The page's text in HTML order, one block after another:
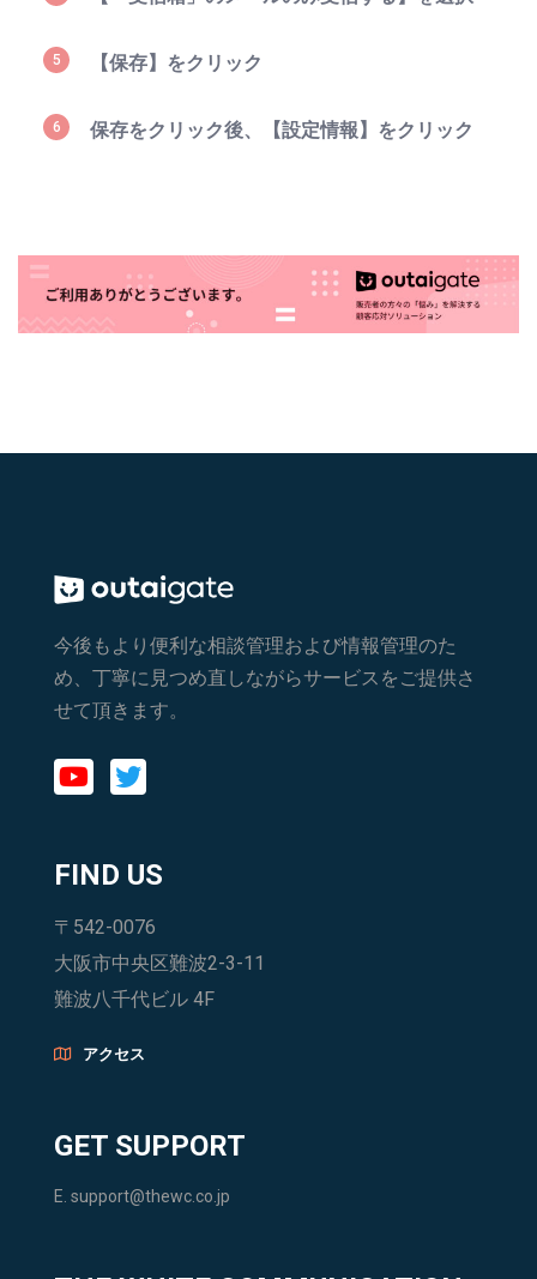
【保存】 をクリック
保存をクリック後、 【設定情報】 をクリック
今後もより便利な相談管理および情報管理のた
め、丁寧に見つめ直しながらサービスをご提供さ
せて頂きます。
FIND US
〒542-0076
大阪市中央区難波2-3-11
難波八千代ビル 4F
アクセス
GET SUPPORT
E. support@thewc.co.jp